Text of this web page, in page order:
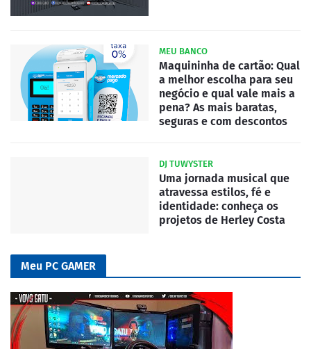
MEU BANCO
Maquininha de cartão: Qual
a melhor escolha para seu
negócio e qual vale mais a
pena? As mais baratas,
seguras e com descontos
DJ TUWYSTER
Uma jornada musical que
atravessa estilos, fé e
identidade: conheça os
projetos de Herley Costa
Meu PC GAMER